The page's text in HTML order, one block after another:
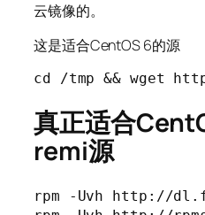
云镜像的。
这是适合CentOS 6的源
cd /tmp && wget
真正适合
remi源
rpm -Uvh http://